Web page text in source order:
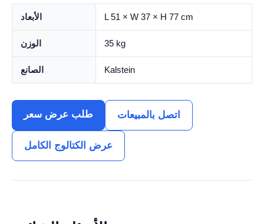
الأبعاد L 51 × W 37 × H 77 cm
الوزن 35 kg
الصانع Kalstein
طلب عرض سعر اتصل بالمبيعات
عرض الكتالوج الكامل